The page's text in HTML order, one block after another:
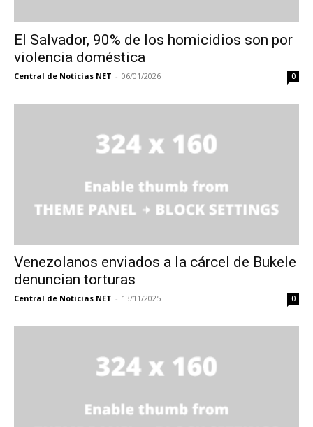
El Salvador, 90% de los homicidios son por
violencia doméstica
Central de Noticias NET - 06/01/2026 0
Venezolanos enviados a la cárcel de Bukele
denuncian torturas
Central de Noticias NET - 13/11/2025 0